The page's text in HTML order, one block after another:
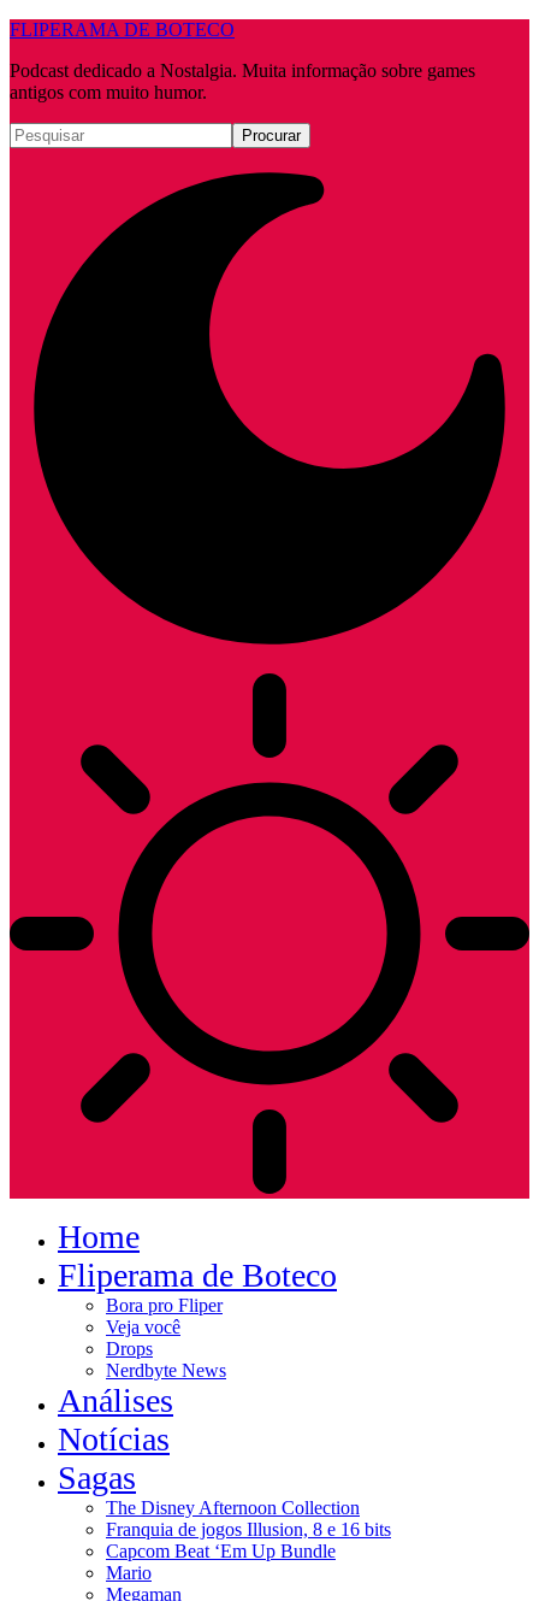
FLIPERAMA DE BOTECO
Podcast dedicado a Nostalgia. Muita informação sobre games
antigos com muito humor.
Home
Fliperama de Boteco
Bora pro Fliper
Veja você
Drops
Nerdbyte News
Análises
Notícias
Sagas
The Disney Afternoon Collection
Franquia de jogos Illusion, 8 e 16 bits
Capcom Beat ‘Em Up Bundle
Mario
Megaman